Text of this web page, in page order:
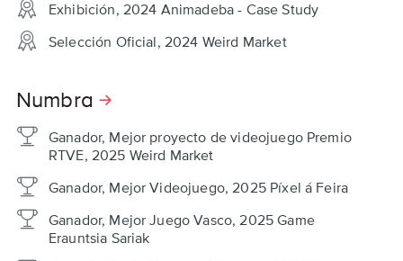
Exhibición, 2024 Animadeba - Case Study
Selección Oficial, 2024 Weird Market
Numbra
Ganador, Mejor proyecto de videojuego Premio
RTVE, 2025 Weird Market
Ganador, Mejor Videojuego, 2025 Píxel á Feira
Ganador, Mejor Juego Vasco, 2025 Game
Erauntsia Sariak